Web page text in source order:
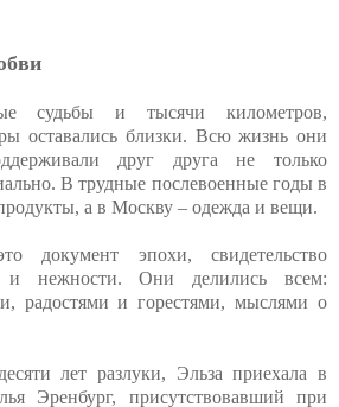
судьбы и тысячи километров,
оставались близки. Всю жизнь они
друг друга не только
В трудные послевоенные годы в
а в Москву – одежда и вещи.
документ эпохи, свидетельство
и нежности. Они делились всем:
радостями и горестями, мыслями о
лет разлуки, Эльза приехала в
Эренбург, присутствовавший при